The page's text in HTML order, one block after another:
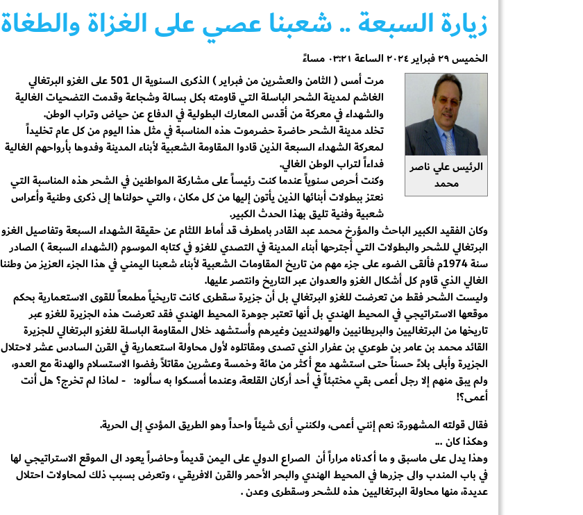
زيارة السبعة .. شعبنا عصي على الغزاة والطغاة
الخميس ٢٩ فبراير ٢٠٢٤ الساعة ٠٣:٢١ مساءً
الرئيس علي ناصر
محمد
مرت أمس ( الثامن والعشرين من فبراير ) الذكرى السنوية ال 501 على الغزو البرتغالي
الغاشم لمدينة الشحر الباسلة التي قاومته بكل بسالة وشجاعة وقدمت التضحيات الغالية
والشهداء في معركة من أقدس المعارك البطولية في الدفاع عن حياض وتراب الوطن.
تخلد مدينة الشحر حاضرة حضرموت هذه المناسبة في مثل هذا اليوم من كل عام تخليداً
لمعركة الشهداء السبعة الذين قادوا المقاومة الشعبية لأبناء المدينة وفدوها بأرواحهم الغالية
فداءاً لتراب الوطن الغالي.
وكنت أحرص سنوياً عندما كنت رئيساً على مشاركة المواطنين في الشحر هذه المناسبة التي
نعتز ببطولات أبنائها الذين يأتون إليها من كل مكان ، والتي حولناها إلى ذكرى وطنية وأعراس
شعبية وفنية تليق بهذا الحدث الكبير.
وكان الفقيد الكبير الباحث والمؤرخ محمد عبد القادر بامطرف قد أماط اللثام عن حقيقة الشهداء السبعة وتفاصيل الغزو
البرتغالي للشحر والبطولات التي أجترحها أبناء المدينة في التصدي للغزو في كتابه الموسوم (الشهداء السبعة ) الصادر
سنة 1974م فألقى الضوء على جزء مهم من تاريخ المقاومات الشعبية لأبناء شعبنا اليمني في هذا الجزء العزيز من وطننا
الغالي الذي قاوم كل أشكال الغزو والعدوان عبر التاريخ وانتصر عليها.
وليست الشحر فقط من تعرضت للغزو البرتغالي بل أن جزيرة سقطرى كانت تاريخياً مطمعاً للقوى الاستعمارية بحكم
موقعها الاستراتيجي في المحيط الهندي بل أنها تعتبر جوهرة المحيط الهندي فقد تعرضت هذه الجزيرة للغزو عبر
تاريخها من البرتغاليين والبريطانيين والهولنديين وغيرهم وأستشهد خلال المقاومة الباسلة للغزو البرتغالي للجزيرة
القائد محمد بن عامر بن طوعري بن عفرار الذي تصدى ومقاتلوه لأول محاولة استعمارية في القرن السادس عشر لاحتلال
الجزيرة وأبلى بلاءً حسناً حتى استشهد مع أكثر من مائة وخمسة وعشرين مقاتلاً رفضوا الاستسلام والهدنة مع العدو،
ولم يبق منهم إلا رجل أعمى بقي مختبئاً في أحد أركان القلعة، وعندما أمسكوا به سألوه: - لماذا لم تخرج؟ هل أنت
أعمى؟!
فقال قولته المشهورة: نعم إنني أعمى، ولكنني أرى شيئاً واحداً وهو الطريق المؤدي إلى الحرية.
وهكذا كان ...
وهذا يدل على ماسبق و ما أكدناه مراراً أن الصراع الدولي على اليمن قديماً وحاضراً يعود الى الموقع الاستراتيجي لها
في باب المندب والى جزرها في المحيط الهندي والبحر الأحمر والقرن الافريقي ، وتعرض بسبب ذلك لمحاولات احتلال
عديدة، منها محاولة البرتغاليين هذه للشحر وسقطرى وعدن .